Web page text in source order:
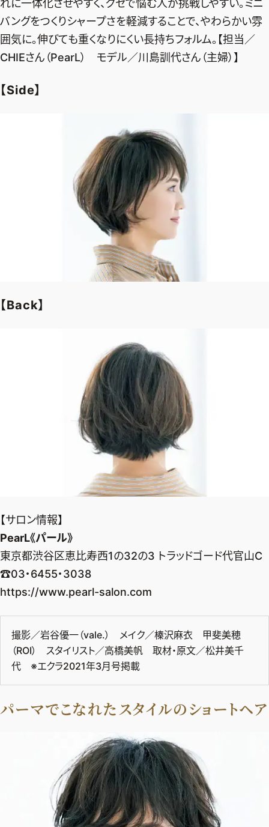
れに一体化させやすく、クセで悩む人が挑戦しやすい。ミニ
バングをつくりシャープさを軽減することで、やわらかい雰
囲気に。伸びても重くなりにくい長持ちフォルム。【担当／
CHIEさん（PearL） モデル／川島訓代さん（主婦）】
【Side】
【Back】
【サロン情報】
PearL《パール》
東京都渋谷区恵比寿西1の32の3 トラッドゴード代官山C
☎︎03・6455・3038
https://www.pearl-salon.com
撮影／岩谷優一（vale.） メイク／榛沢麻衣 甲斐美穂
（ROI） スタイリスト／高橋美帆 取材・原文／松井美千
代 ※エクラ2021年3月号掲載
パーマでこなれたスタイルのショートヘア